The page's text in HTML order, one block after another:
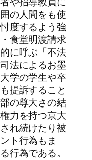
の人間をも使
度するよう強
食堂明渡請求
に呼ぶ「不法
法によるお墨
学の学生や卒
提訴すること
の尊大さの結
力を持つ京大
れ続けたり被
ト行為もま
行為である。